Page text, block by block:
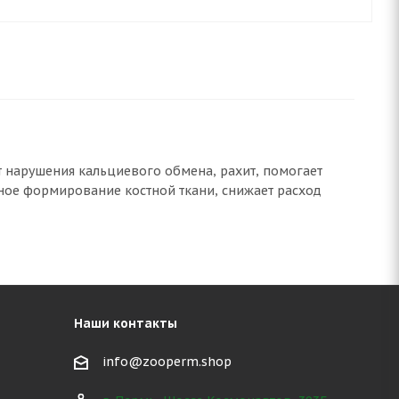
кальциевого обмена, рахит, помогает
формирование костной ткани, снижает расход
Наши контакты
info@zooperm.shop